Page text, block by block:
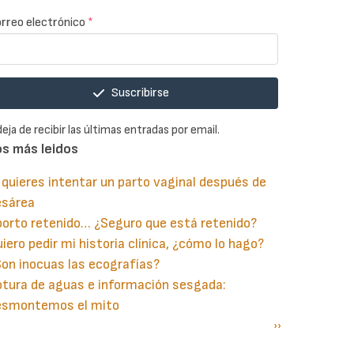
electrónico *
Suscribirse
de recibir las últimas entradas por email.
más leidos
quieres intentar un parto vaginal después de
retenido… ¿Seguro que está retenido?
pedir mi historia clínica, ¿cómo lo hago?
inocuas las ecografías?
de aguas e información sesgada:
el mito
Siguiente
››